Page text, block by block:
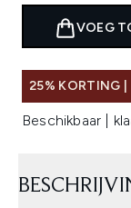
VOEG
25% KORTING |
Beschikbaar |